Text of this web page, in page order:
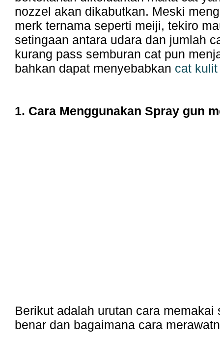
nozzel akan dikabutkan. Meski
merk ternama seperti meiji, tekiro
setingaan antara udara dan jumlah
kurang pass semburan cat pun
bahkan dapat menyebabkan cat
1. Cara Menggunakan Spray gun
Berikut adalah urutan cara memakai
benar dan bagaimana cara